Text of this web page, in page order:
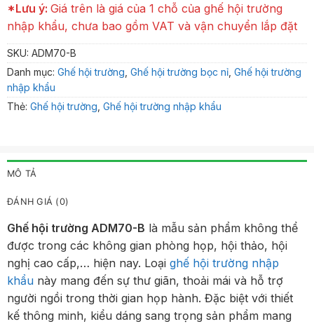
*Lưu ý: Giá trên là giá của 1 chỗ của ghế hội trường
nhập khẩu, chưa bao gồm VAT và vận chuyển lắp đặt
SKU: ADM70-B
Danh mục: Ghế hội trường, Ghế hội trường bọc nỉ, Ghế hội trường
nhập khẩu
Thẻ: Ghế hội trường, Ghế hội trường nhập khẩu
MÔ TẢ
ĐÁNH GIÁ (0)
Ghế hội trường ADM70-B là mẫu sản phẩm không thể
được trong các không gian phòng họp, hội thảo, hội
nghị cao cấp,… hiện nay. Loại ghế hội trường nhập
khẩu này mang đến sự thư giãn, thoải mái và hỗ trợ
người ngồi trong thời gian họp hành. Đặc biệt với thiết
kế thông minh, kiểu dáng sang trọng sản phẩm mang